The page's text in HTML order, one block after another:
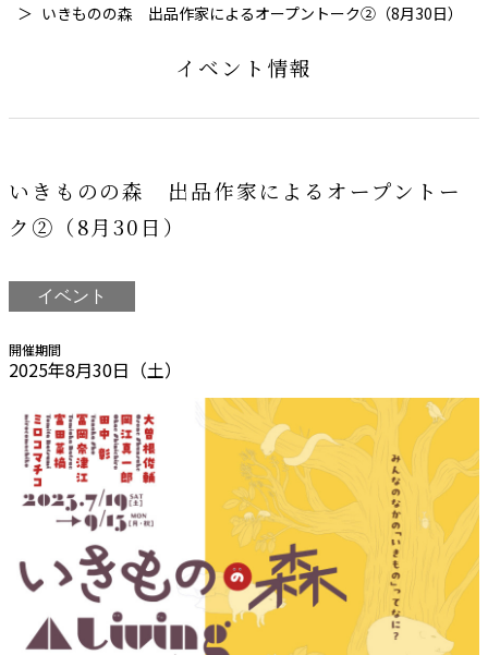
いきものの森 出品作家によるオープントーク②（8月30日）
イベント情報
いきものの森 出品作家によるオープントー
ク②（8月30日）
イベント
開催期間
2025年8月30日（土）